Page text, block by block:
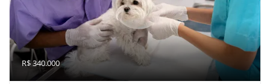
R$ 340.000